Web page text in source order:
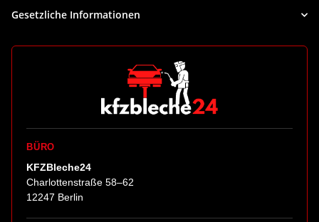
Gesetzliche Informationen
BÜRO
KFZBleche24
Charlottenstraße 58–62
12247 Berlin